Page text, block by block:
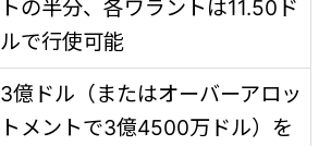
トの半分、各ワラントは11.50ド
ルで行使可能
3億ドル（またはオーバーアロッ
トメントで3億4500万ドル）を